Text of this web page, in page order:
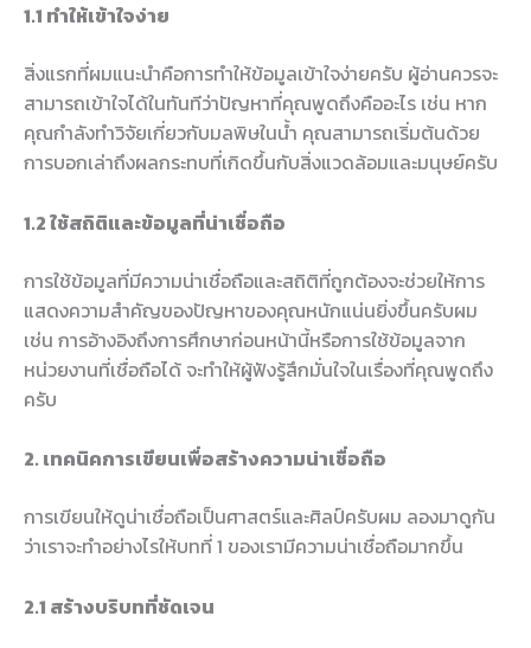
1.1 ทำให้เข้าใจง่าย
สิ่งแรกที่ผมแนะนำคือการทำให้ข้อมูลเข้าใจง่ายครับ ผู้อ่านควรจะ
สามารถเข้าใจได้ในทันทีว่าปัญหาที่คุณพูดถึงคืออะไร เช่น หาก
คุณกำลังทำวิจัยเกี่ยวกับมลพิษในน้ำ คุณสามารถเริ่มต้นด้วย
การบอกเล่าถึงผลกระทบที่เกิดขึ้นกับสิ่งแวดล้อมและมนุษย์ครับ
1.2 ใช้สถิติและข้อมูลที่น่าเชื่อถือ
การใช้ข้อมูลที่มีความน่าเชื่อถือและสถิติที่ถูกต้องจะช่วยให้การ
แสดงความสำคัญของปัญหาของคุณหนักแน่นยิ่งขึ้นครับผม
เช่น การอ้างอิงถึงการศึกษาก่อนหน้านี้หรือการใช้ข้อมูลจาก
หน่วยงานที่เชื่อถือได้ จะทำให้ผู้ฟังรู้สึกมั่นใจในเรื่องที่คุณพูดถึง
ครับ
2. เทคนิคการเขียนเพื่อสร้างความน่าเชื่อถือ
การเขียนให้ดูน่าเชื่อถือเป็นศาสตร์และศิลป์ครับผม ลองมาดูกัน
ว่าเราจะทำอย่างไรให้บทที่ 1 ของเรามีความน่าเชื่อถือมากขึ้น
2.1 สร้างบริบทที่ชัดเจน